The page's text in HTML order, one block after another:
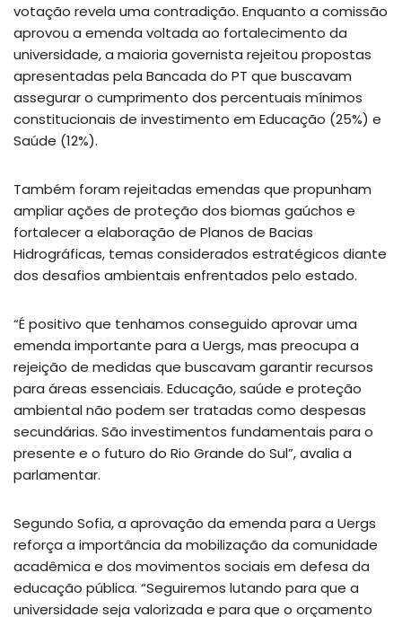
votação revela uma contradição. Enquanto a comissão
aprovou a emenda voltada ao fortalecimento da
universidade, a maioria governista rejeitou propostas
apresentadas pela Bancada do PT que buscavam
assegurar o cumprimento dos percentuais mínimos
constitucionais de investimento em Educação (25%) e
Saúde (12%).
Também foram rejeitadas emendas que propunham
ampliar ações de proteção dos biomas gaúchos e
fortalecer a elaboração de Planos de Bacias
Hidrográficas, temas considerados estratégicos diante
dos desafios ambientais enfrentados pelo estado.
“É positivo que tenhamos conseguido aprovar uma
emenda importante para a Uergs, mas preocupa a
rejeição de medidas que buscavam garantir recursos
para áreas essenciais. Educação, saúde e proteção
ambiental não podem ser tratadas como despesas
secundárias. São investimentos fundamentais para o
presente e o futuro do Rio Grande do Sul”, avalia a
parlamentar.
Segundo Sofia, a aprovação da emenda para a Uergs
reforça a importância da mobilização da comunidade
acadêmica e dos movimentos sociais em defesa da
educação pública. “Seguiremos lutando para que a
universidade seja valorizada e para que o orçamento